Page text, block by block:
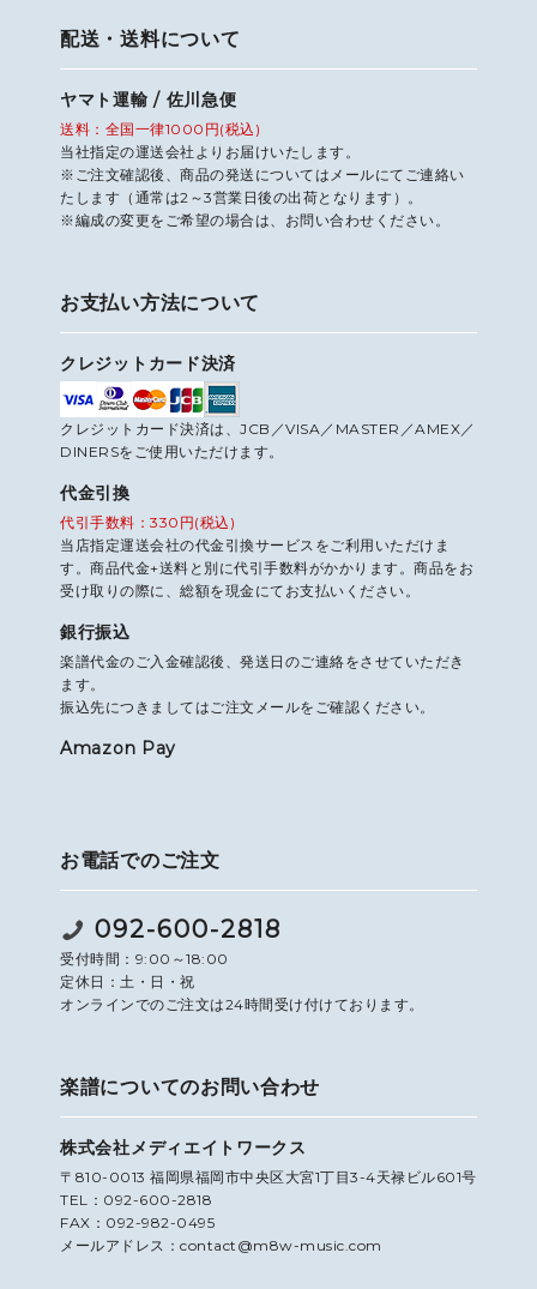
配送・送料について
ヤマト運輸 / 佐川急便
送料：全国一律1000円(税込)
当社指定の運送会社よりお届けいたします。
※ご注文確認後、商品の発送についてはメールにてご連絡い
たします（通常は2～3営業日後の出荷となります）。
※編成の変更をご希望の場合は、お問い合わせください。
お支払い方法について
クレジットカード決済
クレジットカード決済は、JCB／VISA／MASTER／AMEX／
DINERSをご使用いただけます。
代金引換
代引手数料：330円(税込)
当店指定運送会社の代金引換サービスをご利用いただけま
す。商品代金+送料と別に代引手数料がかかります。商品をお
受け取りの際に、総額を現金にてお支払いください。
銀行振込
楽譜代金のご入金確認後、発送日のご連絡をさせていただき
ます。
振込先につきましてはご注文メールをご確認ください。
Amazon Pay
お電話でのご注文
092-600-2818
受付時間：9:00～18:00
定休日：土・日・祝
オンラインでのご注文は24時間受け付けております。
楽譜についてのお問い合わせ
株式会社メディエイトワークス
〒810-0013 福岡県福岡市中央区大宮1丁目3-4天禄ビル601号
TEL：092-600-2818
FAX：092-982-0495
メールアドレス：contact@m8w-music.com